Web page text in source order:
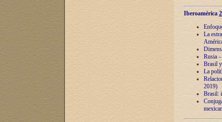
Iberoamérica
La
Rusia
Brasil
La
2019)
Brasil: